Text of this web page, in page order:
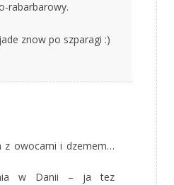
rabarbarowy.
znow po szparagi :)
z owocami i dzemem…
w Danii – ja tez